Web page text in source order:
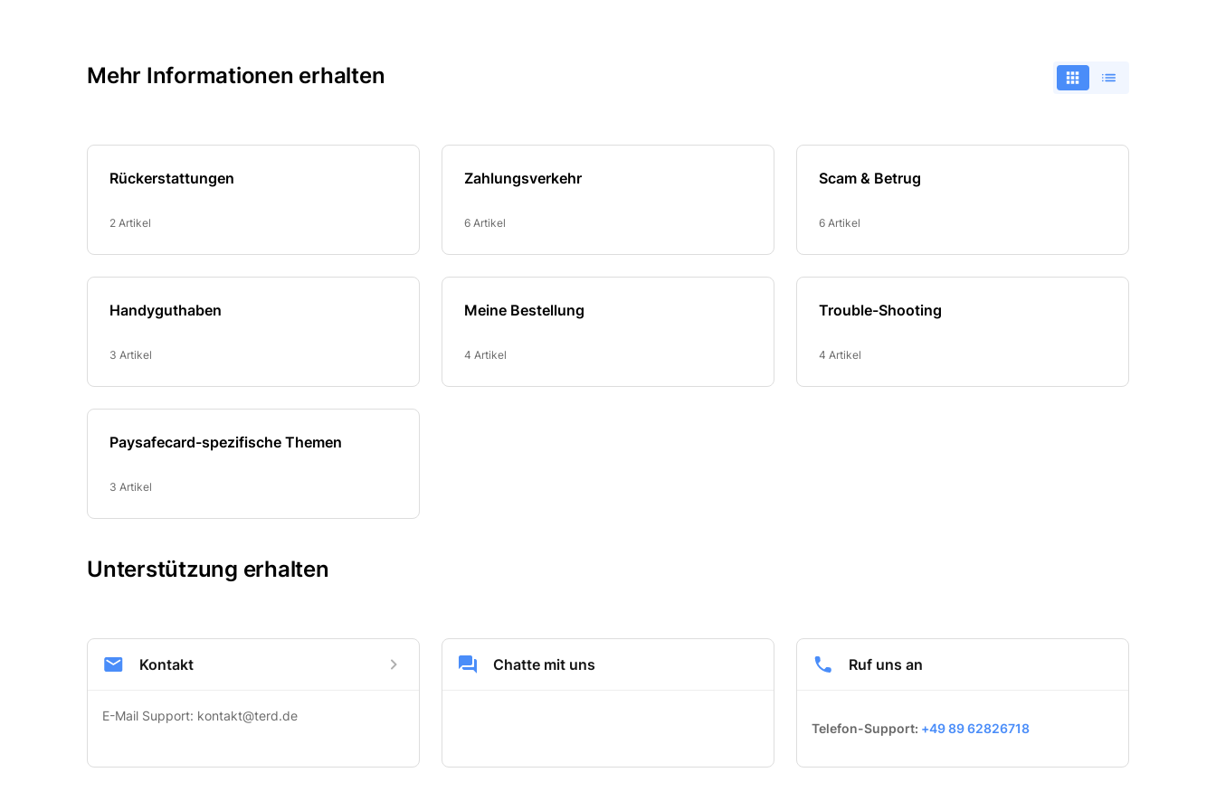
Mehr Informationen erhalten
Rückerstattungen
2 Artikel
Zahlungsverkehr
6 Artikel
Scam & Betrug
6 Artikel
Handyguthaben
3 Artikel
Meine Bestellung
4 Artikel
Trouble-Shooting
4 Artikel
Paysafecard-spezifische Themen
3 Artikel
Unterstützung erhalten
Kontakt
E-Mail Support: kontakt@terd.de
Chatte mit uns Ruf uns an
Telefon-Support: +49 89 62826718